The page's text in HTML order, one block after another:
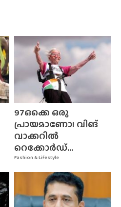
Fashion & Lifestyle
97ഒക്കെ ഒരു
പ്രായമാണോ! വിങ്
വാക്കറിൽ
റെക്കോർഡ്...